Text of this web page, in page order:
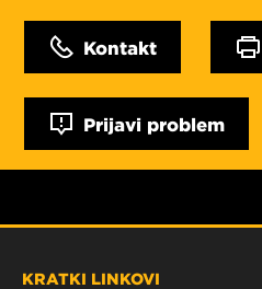
Kontakt
Prijavi problem
KRATKI LINKOVI